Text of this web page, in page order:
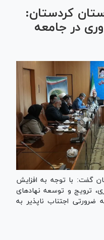
کردستان:
در جامعه
گفت: با توجه به افزایش
ترویج و توسعه نهاد‌های
اجتناب ناپذیر به